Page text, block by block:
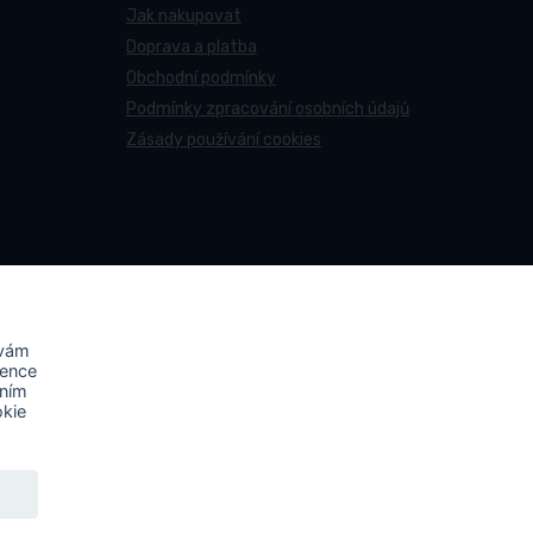
Jak nakupovat
Doprava a platba
Obchodní podmínky
Podmínky zpracování osobních údajů
Zásady používání cookies
účastní projektu s názvem
byla na střechu místa podnikání instalována fotovoltaická